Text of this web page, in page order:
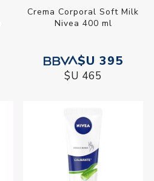
Crema Corporal Soft Milk
Nivea 400 ml
$U 395
$U 465